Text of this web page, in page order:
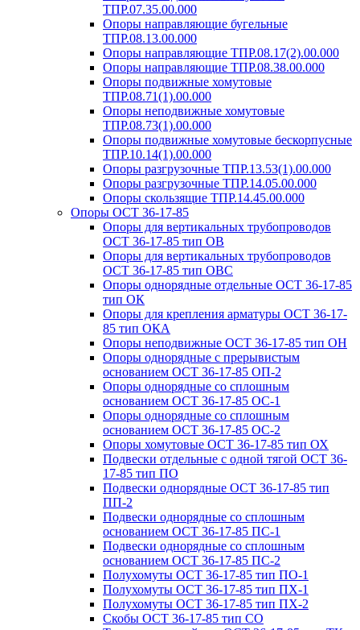
ТПР.07.35.00.000
Опоры направляющие бугельные
ТПР.08.13.00.000
Опоры направляющие ТПР.08.17(2).00.000
Опоры направляющие ТПР.08.38.00.000
Опоры подвижные хомутовые
ТПР.08.71(1).00.000
Опоры неподвижные хомутовые
ТПР.08.73(1).00.000
Опоры подвижные хомутовые бескорпусные
ТПР.10.14(1).00.000
Опоры разгрузочные ТПР.13.53(1).00.000
Опоры разгрузочные ТПР.14.05.00.000
Опоры скользящие ТПР.14.45.00.000
Опоры ОСТ 36-17-85
Опоры для вертикальных трубопроводов
ОСТ 36-17-85 тип ОВ
Опоры для вертикальных трубопроводов
ОСТ 36-17-85 тип ОВС
Опоры однорядные отдельные ОСТ 36-17-85
тип ОК
Опоры для крепления арматуры ОСТ 36-17-
85 тип ОКА
Опоры неподвижные ОСТ 36-17-85 тип ОН
Опоры однорядные с прерывистым
основанием ОСТ 36-17-85 ОП-2
Опоры однорядные со сплошным
основанием ОСТ 36-17-85 ОС-1
Опоры однорядные со сплошным
основанием ОСТ 36-17-85 ОС-2
Опоры хомутовые ОСТ 36-17-85 тип ОХ
Подвески отдельные с одной тягой ОСТ 36-
17-85 тип ПО
Подвески однорядные ОСТ 36-17-85 тип
ПП-2
Подвески однорядные со сплошным
основанием ОСТ 36-17-85 ПС-1
Подвески однорядные со сплошным
основанием ОСТ 36-17-85 ПС-2
Полухомуты ОСТ 36-17-85 тип ПО-1
Полухомуты ОСТ 36-17-85 тип ПХ-1
Полухомуты ОСТ 36-17-85 тип ПХ-2
Скобы ОСТ 36-17-85 тип СО